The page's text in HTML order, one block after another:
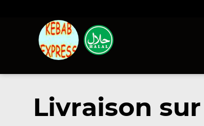
Livraison